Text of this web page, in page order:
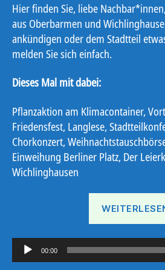
Hier finden Sie, liebe
aus Oberbarmen und
ankündigen oder dem Stadtteil
melden Sie sich einfach.
Dieses Mal mit dabei:
Pflanzaktion am Klimacontainer,
Friedensfest, Langlese,
Chorkonzert,
Einweihung Berliner Platz, Der
Wichlinghausen
u
00:00